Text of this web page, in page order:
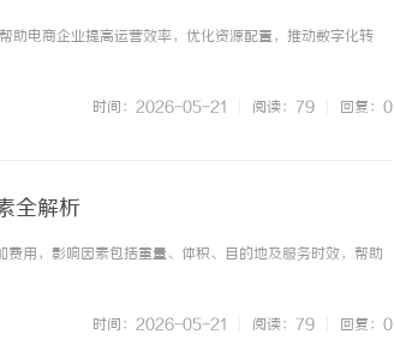
助电商企业提高运营效率，优化资源配置，推动数字化转
时间：2026-05-21 阅读：79 回复：0
全解析
用，影响因素包括重量、体积、目的地及服务时效，帮助
时间：2026-05-21 阅读：79 回复：0